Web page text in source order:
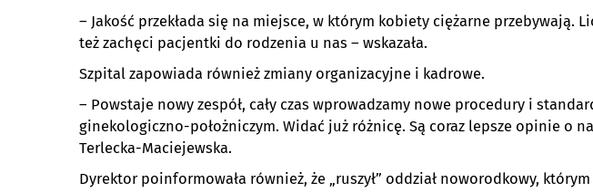
– Jakość przekłada się na miejsce, w którym kobiety ciężarne przebywają.
też zachęci pacjentki do rodzenia u nas – wskazała.
Szpital zapowiada również zmiany organizacyjne i kadrowe.
– Powstaje nowy zespół, cały czas wprowadzamy nowe procedury i
ginekologiczno-położniczym. Widać już różnicę. Są coraz lepsze opinie o
Terlecka-Maciejewska.
Dyrektor poinformowała również, że „ruszył” oddział noworodkowy,